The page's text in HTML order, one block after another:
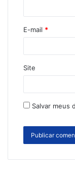
E-mail *
Site
Salvar meus